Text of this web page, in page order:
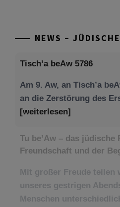
NEWS –
Tisch’a beAw 5786
Am 9. Aw, an Tisch’a
an die Zerstörung des
[weiterlesen]
Tu be’Aw – das jüdische
Freundschaft und der
Mit großer Freude teilen
unseres gestrigen
Menschen